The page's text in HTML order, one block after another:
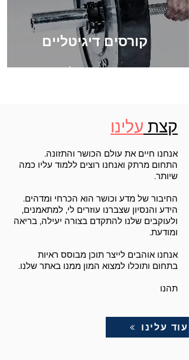
קורסים דיגיטליים
קורסים וסדנאות אונליין
קצת עלינו
אנחנו חיים את עולם הכושר והתזונה.
התחום מרתק ואנחנו רוצים ללמוד עליו כמה
שיותר.
החיבור של מדע וכושר הוא הכרחי ומדהים.
הידע והנסיון שצברנו עוזרים לי, למתאמנים,
ולעוקבים שלנו להתקדם בצורה יעילה, בריאה
ומודעת.
אנחנו אוהבים לייצר תוכן מבוסס ראיות
בתחום ותוכלו למצוא המון ממנו באתר שלנו.
תהנו
עוד עלינו